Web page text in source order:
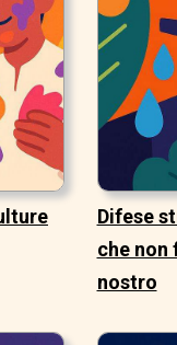
Difese
che non
nostro